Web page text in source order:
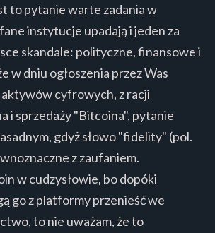
to pytanie warte zadania w
instytucje upadają i jeden za
skandale: polityczne, finansowe i
w dniu ogłoszenia przez Was
cyfrowych, z racji
i sprzedaży "Bitcoina", pytanie
gdyż słowo "fidelity" (pol.
z zaufaniem.
w cudzysłowie, bo dopóki
go z platformy przenieść we
to nie uważam, że to